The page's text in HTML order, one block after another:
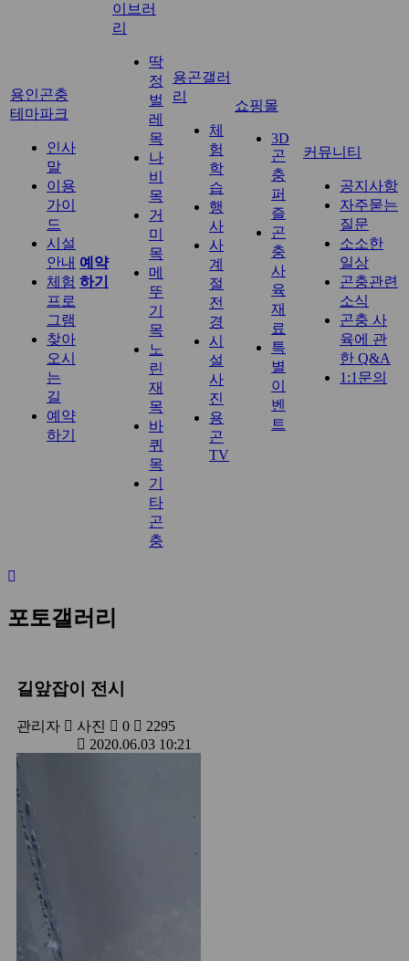
용인곤충
테마파크
인사
말
이용
가이
드
시설
안내
체험
프로
그램
찾아
오시
는
길
예약
하기
예약
하기
이브러
리
딱
정
벌
레
목
나
비
목
거
미
목
메
뚜
기
목
노
린
재
목
바
퀴
목
기
타
곤
충
용곤갤러
리
체
험
학
습
행
사
사
계
절
전
경
시
설
사
진
용
곤
TV
쇼핑몰
3D
곤
충
퍼
즐
곤
충
사
육
재
료
특
별
이
벤
트
커뮤니티
공지사항
자주묻는
질문
소소한
일상
곤충관련
소식
곤충 사
육에 관
한 Q&A
1:1문의
포토갤러리
길앞잡이 전시
관리자 사진 0
2295
2020.06.03 10:21